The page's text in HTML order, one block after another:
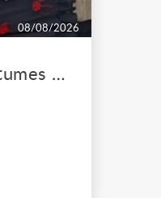
08/08/2026
Lot de 80 costumes de scène pro